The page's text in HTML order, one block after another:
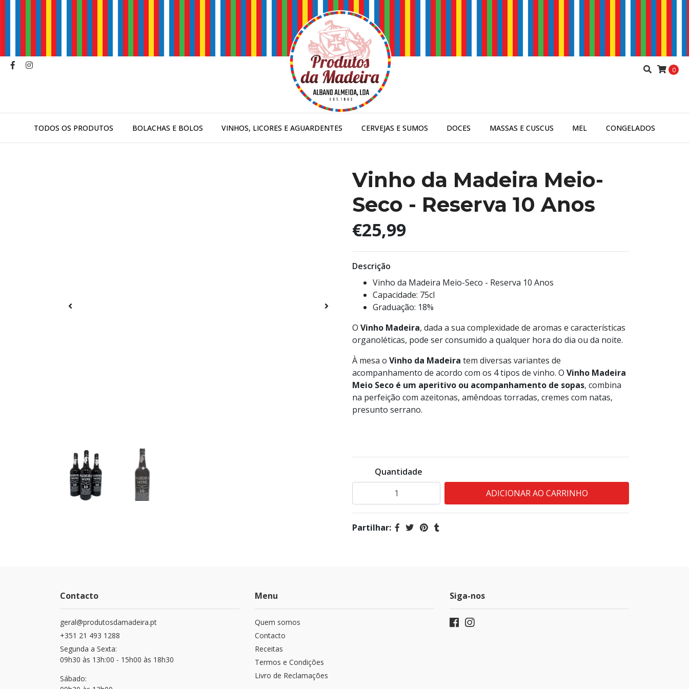
0
TODOS OS PRODUTOS BOLACHAS E BOLOS VINHOS, LICORES E AGUARDENTES CERVEJAS E SUMOS DOCES MASSAS E CUSCUS MEL CONGELADOS
Vinho da Madeira Meio-
Seco - Reserva 10 Anos
€25,99
Descrição
Vinho da Madeira Meio-Seco - Reserva 10 Anos
Capacidade: 75cl
Graduação: 18%
O Vinho Madeira, dada a sua complexidade de aromas e características
organoléticas, pode ser con­sumido a qualquer hora do dia ou da noite.
À mesa o Vinho da Madeira tem diversas variantes de
acompanhamento de acordo com os 4 tipos de vinho. O Vinho Madeira
Meio Seco é um aperitivo ou acompanhamento de sopas, combina
na perfeição com azeitonas, amêndoas torradas, cremes com natas,
presunto serrano.
Quantidade
Partilhar:
Contacto
geral@produtosdamadeira.pt
+351 21 493 1288
Segunda a Sexta:
09h30 às 13h:00 - 15h00 às 18h30
Sábado:
Menu
Quem somos
Contacto
Receitas
Termos e Condições
Livro de Reclamações
Siga-nos